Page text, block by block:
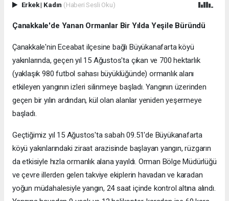
Erkek| Kadın (Haberi Sesli Oku)
Çanakkale'de Yanan Ormanlar Bir Yılda Yeşile Büründü
Çanakkale'nin Eceabat ilçesine bağlı Büyükanafarta köyü
yakınlarında, geçen yıl 15 Ağustos'ta çıkan ve 700 hektarlık
(yaklaşık 980 futbol sahası büyüklüğünde) ormanlık alanı
etkileyen yangının izleri silinmeye başladı. Yangının üzerinden
geçen bir yılın ardından, kül olan alanlar yeniden yeşermeye
başladı.
Geçtiğimiz yıl 15 Ağustos'ta sabah 09.51'de Büyükanafarta
köyü yakınlarındaki ziraat arazisinde başlayan yangın, rüzgarın
da etkisiyle hızla ormanlık alana yayıldı. Orman Bölge Müdürlüğü
ve çevre illerden gelen takviye ekiplerin havadan ve karadan
yoğun müdahalesiyle yangın, 24 saat içinde kontrol altına alındı.